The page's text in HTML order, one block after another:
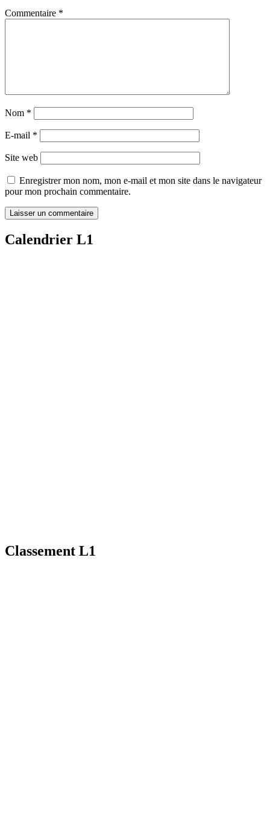
Commentaire *
Nom *
E-mail *
Site web
Enregistrer mon nom, mon e-mail et mon site dans le navigateur
pour mon prochain commentaire.
Calendrier L1
Classement L1